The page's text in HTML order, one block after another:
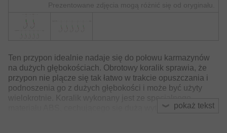
Prezentowane zdjęcia mogą różnić się od oryginału.
pokaż tekst
Ten przypon idealnie nadaje się do połowu karmazynów
na dużych głębokościach. Obrotowy koralik sprawia, że
przypon nie plącze się tak łatwo w trakcie opuszczania i
podnoszenia go z dużych głębokości i może być użyty
wielokrotnie. Koralik wykonany jest ze specjalnego
materiału ABS, cechującego się dużą wytrzymałością.